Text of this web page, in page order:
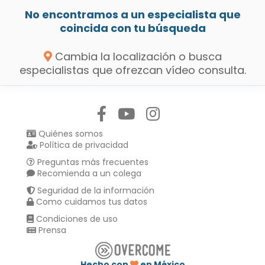
No encontramos a un especialista que
coincida con tu búsqueda
Cambia la localización o busca
especialistas que ofrezcan vídeo consulta.
Quiénes somos
Política de privacidad
Preguntas más frecuentes
Recomienda a un colega
Seguridad de la información
Como cuidamos tus datos
Condiciones de uso
Prensa